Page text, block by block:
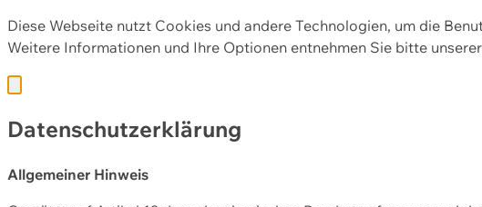
Diese Webseite nutzt Cookies und andere Technologien, um die
Weitere Informationen und Ihre Optionen entnehmen Sie bitte unserer
Datenschutzerklärung
Allgemeiner Hinweis